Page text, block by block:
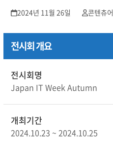
2024년 11월 26일 콘텐츄어
전시회 개요
전시회명
Japan IT Week Autumn
개최기간
2024.10.23 ~ 2024.10.25